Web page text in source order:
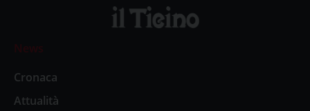
News
Cronaca
Attualità